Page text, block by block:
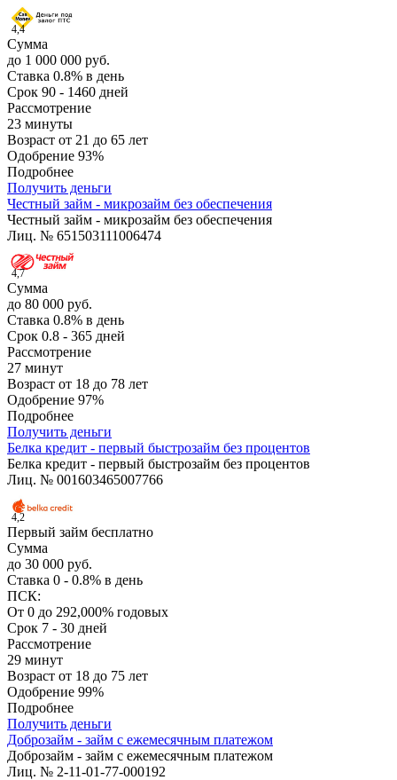
4,4
Сумма
до 1 000 000 руб.
Ставка 0.8% в день
Срок 90 - 1460 дней
Рассмотрение
23 минуты
Возраст от 21 до 65 лет
Одобрение 93%
Подробнее
Получить деньги
Честный займ - микрозайм без обеспечения
Честный займ - микрозайм без обеспечения
Лиц. № 651503111006474
4,7
Сумма
до 80 000 руб.
Ставка 0.8% в день
Срок 0.8 - 365 дней
Рассмотрение
27 минут
Возраст от 18 до 78 лет
Одобрение 97%
Подробнее
Получить деньги
Белка кредит - первый быстрозайм без процентов
Белка кредит - первый быстрозайм без процентов
Лиц. № 001603465007766
4,2
Первый займ бесплатно
Сумма
до 30 000 руб.
Ставка 0 - 0.8% в день
ПСК:
От 0 до 292,000% годовых
Срок 7 - 30 дней
Рассмотрение
29 минут
Возраст от 18 до 75 лет
Одобрение 99%
Подробнее
Получить деньги
Доброзайм - займ с ежемесячным платежом
Доброзайм - займ с ежемесячным платежом
Лиц. № 2-11-01-77-000192